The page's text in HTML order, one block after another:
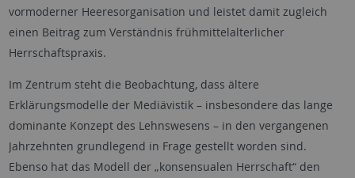
vormoderner Heeresorganisation und leistet damit zugleich
einen Beitrag zum Verständnis frühmittelalterlicher
Herrschaftspraxis.
Im Zentrum steht die Beobachtung, dass ältere
Erklärungsmodelle der Mediävistik – insbesondere das lange
dominante Konzept des Lehnswesens – in den vergangenen
Jahrzehnten grundlegend in Frage gestellt worden sind.
Ebenso hat das Modell der „konsensualen Herrschaft“ den